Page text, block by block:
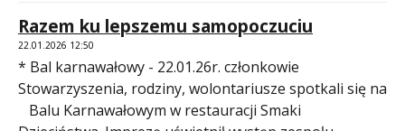
Razem ku lepszemu samopoczuciu
22.01.2026 12:50
* Bal karnawałowy - 22.01.26r. członkowie
Stowarzyszenia, rodziny, wolontariusze spotkali się na
Balu Karnawałowym w restauracji Smaki